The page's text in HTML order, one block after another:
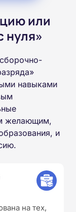
или
нуля»
навыками
желающим,
и
на тех,